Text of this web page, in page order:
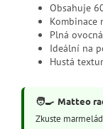
Obsahuje
Kombinace
Plná
Ideální na
Hustá
🧑‍🍳 Matteo
Zkuste